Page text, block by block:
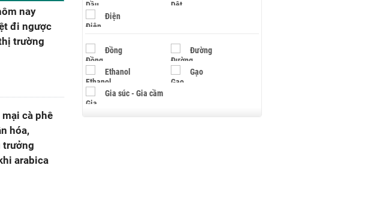
nay
đi ngược
trường
cà phê
hóa,
trưởng
arabica
Điện
Đồng Đường
Ethanol Gạo
Gia súc - Gia cầm